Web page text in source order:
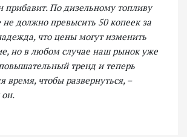
прибавит. По дизельному топливу
должно превысить 50 копеек за
что цены могут изменить
но в любом случае наш рынок уже
тренд и теперь
время, чтобы развернуться, –